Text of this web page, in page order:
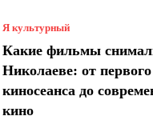
Я культурный
Какие фильмы
Николаеве: от первого
киносеанса до
кино